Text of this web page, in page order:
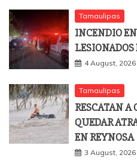
Tamaulipas
INCENDIO
4 August, 2026
Tamaulipas
RESCATAN A
QUEDAR
EN REYNOSA
3 August, 2026